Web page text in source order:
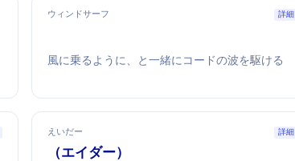
ウィンドサーフ 詳細
風に乗るように、AIと一緒にコードの波を駆ける
えいだー 詳細
Aider（エイダー）